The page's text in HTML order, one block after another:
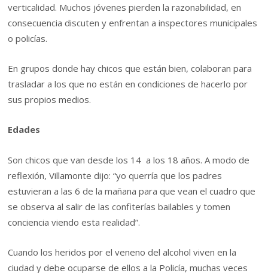
verticalidad. Muchos jóvenes pierden la razonabilidad, en
consecuencia discuten y enfrentan a inspectores municipales
o policías.
En grupos donde hay chicos que están bien, colaboran para
trasladar a los que no están en condiciones de hacerlo por
sus propios medios.
Edades
Son chicos que van desde los 14 a los 18 años. A modo de
reflexión, Villamonte dijo: “yo querría que los padres
estuvieran a las 6 de la mañana para que vean el cuadro que
se observa al salir de las confiterías bailables y tomen
conciencia viendo esta realidad”.
Cuando los heridos por el veneno del alcohol viven en la
ciudad y debe ocuparse de ellos a la Policía, muchas veces